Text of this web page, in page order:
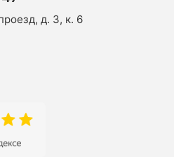
д. 3, к. 6